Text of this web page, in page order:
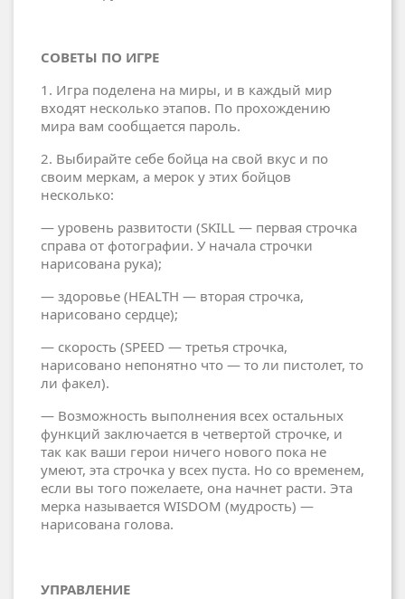
СОВЕТЫ ПО ИГРЕ
1. Игра поделена на миры, и в каждый мир
входят несколько этапов. По прохождению
мира вам сообщается пароль.
2. Выбирайте себе бойца на свой вкус и по
своим меркам, а мерок у этих бойцов
несколько:
— уровень развитости (SKILL — первая строчка
справа от фотографии. У начала строчки
нарисована рука);
— здоровье (HEALTH — вторая строчка,
нарисовано сердце);
— скорость (SPEED — третья строчка,
нарисовано непонятно что — то ли пистолет, то
ли факел).
— Возможность выполнения всех остальных
функций заключается в четвертой строчке, и
так как ваши герои ничего нового пока не
умеют, эта строчка у всех пуста. Но со временем,
если вы того пожелаете, она начнет расти. Эта
мерка называется WISDOM (мудрость) —
нарисована голова.
УПРАВЛЕНИЕ